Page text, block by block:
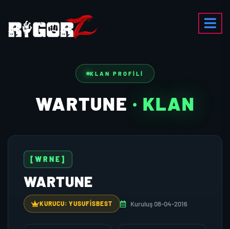
KLAN PROFILI
WARTUNE · KLAN
[WRNE]
WARTUNE
KURUCU: YUSUFİSBEST Kuruluş 08-04-2016